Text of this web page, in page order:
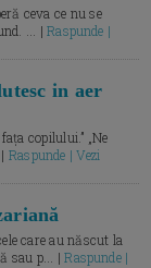
ceva ce nu se
... |Raspunde |
in aer
copilului.” „Ne
Raspunde | Vezi
care au născut la
sau p... |Raspunde |